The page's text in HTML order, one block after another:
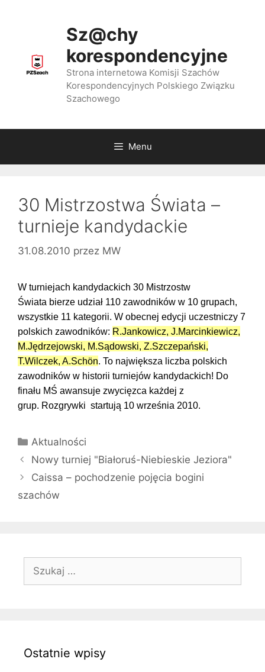
Sz@chy
korespondencyjne
Strona internetowa Komisji Szachów
Korespondencyjnych Polskiego Związku
Szachowego
Menu
30 Mistrzostwa Świata –
turnieje kandydackie
31.08.2010 przez MW
W turniejach kandydackich 30 Mistrzostw
Świata bierze udział 110 zawodników w 10 grupach,
wszystkie 11 kategorii. W obecnej edycji uczestniczy 7
polskich zawodników: R.Jankowicz J.Marcinkiewicz
M.Jędrzejowski M.Sądowski Z.Szczepański
T.Wilczek A.Schön . To największa liczba polskich
zawodników w historii turniejów kandydackich! Do
finału MŚ awansuje zwycięzca każdej z
grup. Rozgrywki startują 10 września 2010.
Kategorie
Aktualności
Nowy turniej "Białoruś-Niebieskie Jeziora"
Caissa – pochodzenie pojęcia bogini
szachów
Ostatnie wpisy